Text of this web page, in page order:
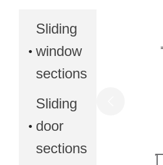
Sliding
window
sections
Sliding
door
sections